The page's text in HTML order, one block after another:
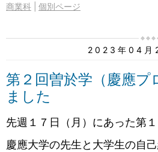
商業科 個別ページ
2023年04月
第２回曽於学（慶應
ました
先週１７日（月）にあった第
慶應大学の先生と大学生の自